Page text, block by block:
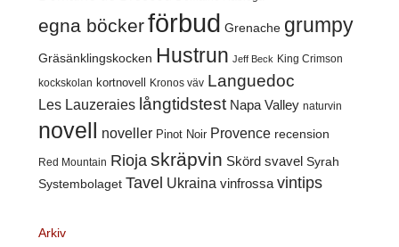
egna böckerförbud Grenache grumpy
Gräsänklingskocken Hustrun Jeff Beck King Crimson
kockskolan kortnovell Kronos väv Languedoc
Les Lauzeraies långtidstest Napa Valley naturvin
novell noveller Pinot Noir Provence recension
Red Mountain Rioja skräpvin Skörd svavel Syrah
Systembolaget Tavel Ukraina vinfrossa vintips
Arkiv